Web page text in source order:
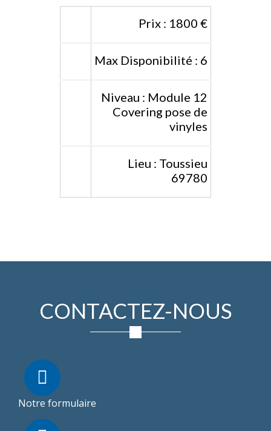
Prix : 1800 €
Max Disponibilité : 6
Niveau : Module 12
Covering pose de
vinyles
Lieu : Toussieu
69780
CONTACTEZ-NOUS
Notre formulaire